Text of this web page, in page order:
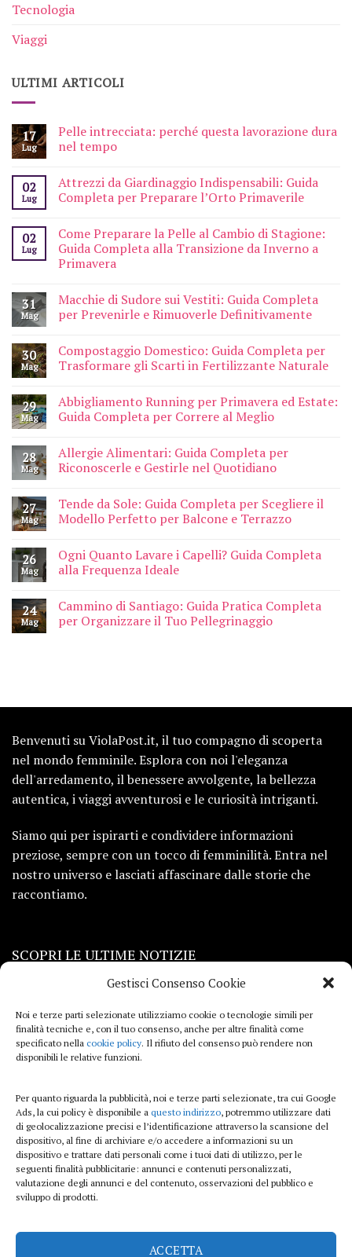
Gestisci Consenso Cookie
Noi e terze parti selezionate utilizziamo cookie o tecnologie simili per
finalità tecniche e, con il tuo consenso, anche per altre finalità come
specificato nella cookie policy. Il rifiuto del consenso può rendere non
disponibili le relative funzioni.
Per quanto riguarda la pubblicità, noi e terze parti selezionate, tra cui Google
Ads, la cui policy è disponibile a questo indirizzo, potremmo utilizzare dati
di geolocalizzazione precisi e l’identificazione attraverso la scansione del
dispositivo, al fine di archiviare e/o accedere a informazioni su un
dispositivo e trattare dati personali come i tuoi dati di utilizzo, per le
seguenti finalità pubblicitarie: annunci e contenuti personalizzati,
valutazione degli annunci e del contenuto, osservazioni del pubblico e
sviluppo di prodotti.
ACCETTA
Tecnologia
Viaggi
ULTIMI ARTICOLI
17
Lug
Pelle intrecciata: perché questa lavorazione dura
nel tempo
02
Lug
Attrezzi da Giardinaggio Indispensabili: Guida
Completa per Preparare l’Orto Primaverile
02
Lug
Come Preparare la Pelle al Cambio di Stagione:
Guida Completa alla Transizione da Inverno a
Primavera
31
Mag
Macchie di Sudore sui Vestiti: Guida Completa
per Prevenirle e Rimuoverle Definitivamente
30
Mag
Compostaggio Domestico: Guida Completa per
Trasformare gli Scarti in Fertilizzante Naturale
29
Mag
Abbigliamento Running per Primavera ed Estate:
Guida Completa per Correre al Meglio
28
Mag
Allergie Alimentari: Guida Completa per
Riconoscerle e Gestirle nel Quotidiano
27
Mag
Tende da Sole: Guida Completa per Scegliere il
Modello Perfetto per Balcone e Terrazzo
26
Mag
Ogni Quanto Lavare i Capelli? Guida Completa
alla Frequenza Ideale
24
Mag
Cammino di Santiago: Guida Pratica Completa
per Organizzare il Tuo Pellegrinaggio
Benvenuti su ViolaPost.it, il tuo compagno di scoperta
nel mondo femminile. Esplora con noi l'eleganza
dell'arredamento, il benessere avvolgente, la bellezza
autentica, i viaggi avventurosi e le curiosità intriganti.
Siamo qui per ispirarti e condividere informazioni
preziose, sempre con un tocco di femminilità. Entra nel
nostro universo e lasciati affascinare dalle storie che
raccontiamo.
SCOPRI LE ULTIME NOTIZIE
Viaggi
Beauty e benessere
Curiosità
Lifestyle
Sport
iTech
ViolaPost.it partecipa al Programma Affiliazione Amazon EU, un programma di